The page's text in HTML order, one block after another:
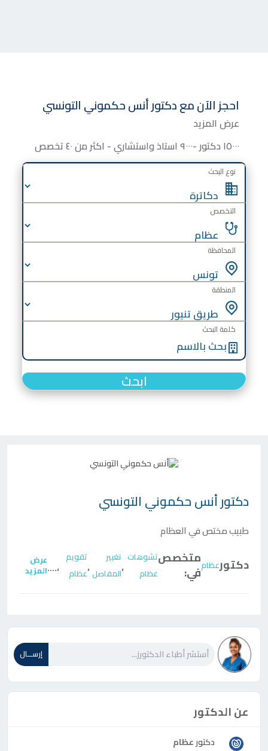
احجز الآن معدكتورأنس حكموني التونسي
عرض المزيد
١٥٠٠٠ دكتور -٩٠٠٠ استاذ واستشاري - اكثر من ٤٠ تخصص
نوع البحث
التخصص
المحافظة
المنطقة
كلمة البحث
ابحث
دكتورأنس حكموني التونسي
طبيب مختص في العظام
دكتورعظاممتخصص
في:
تشوهات
عظام
،
تغيير
المفاصل،
تقويم
عظام
،....عرض
المزيد
إرســـال
عن الدكتور
دكتورعظام